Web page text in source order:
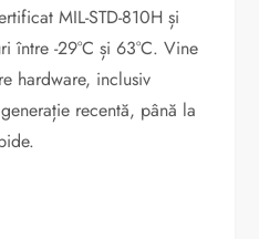
MIL-STD-810H și
între -29°C și 63°C. Vine
hardware, inclusiv
recentă, până la